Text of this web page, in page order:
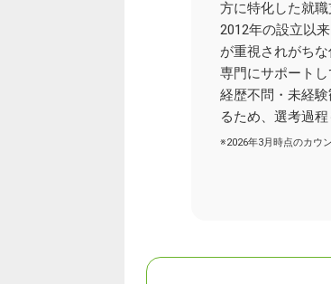
方に特化した就職
2012年の設立以
が重視されがち
専門にサポートし
経歴不問・未経
るため、選考過程
※2026年3月時点のカウ